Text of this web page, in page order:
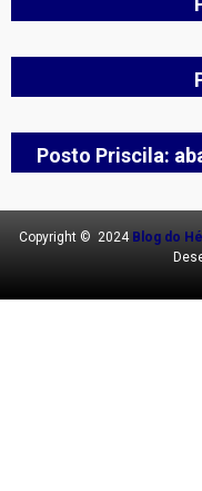
Posto Priscila:
Copyright © 2024 Blog do